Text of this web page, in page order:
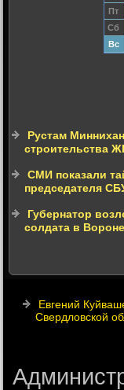
Пт
Сб
Вс
Рустам
строительства
СМИ показали
председателя
Губернатор
солдата в
Евгений
Свердловской